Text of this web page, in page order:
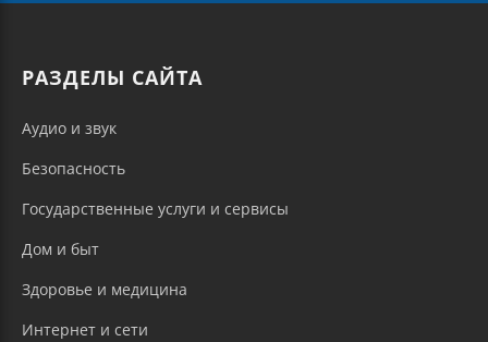
РАЗДЕЛЫ САЙТА
Аудио и звук
Безопасность
Государственные услуги и сервисы
Дом и быт
Здоровье и медицина
Интернет и сети